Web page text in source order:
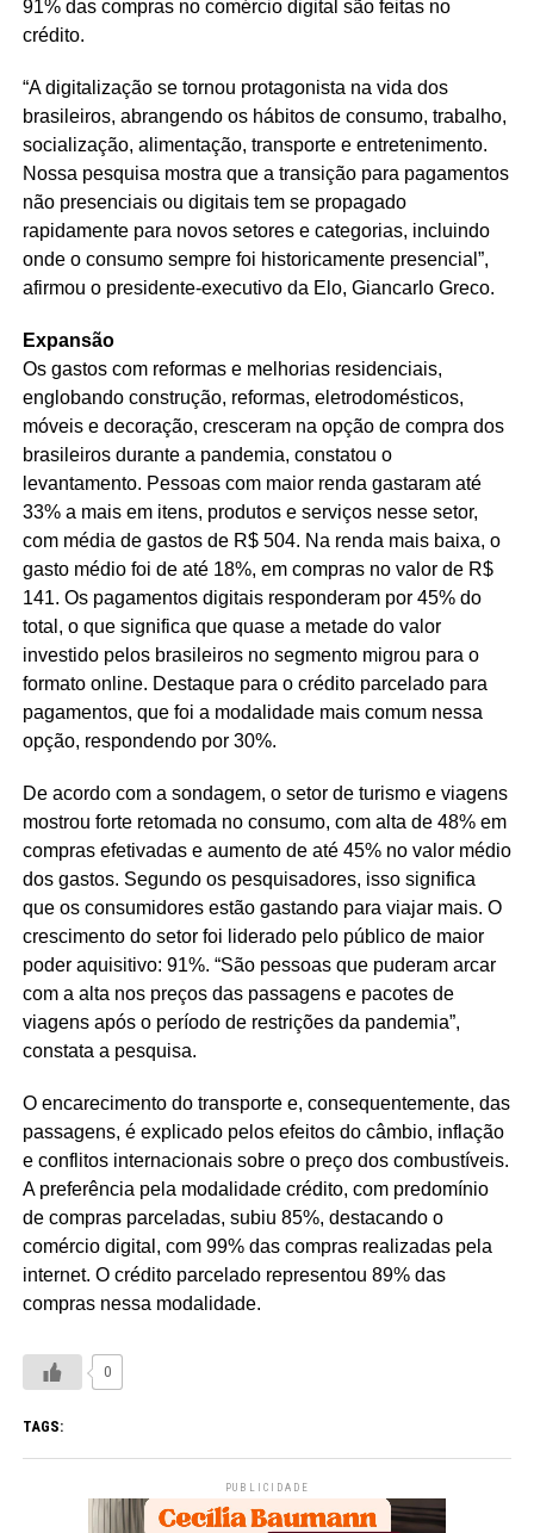
91% das compras no comércio digital são feitas no
crédito.
“A digitalização se tornou protagonista na vida dos
brasileiros, abrangendo os hábitos de consumo, trabalho,
socialização, alimentação, transporte e entretenimento.
Nossa pesquisa mostra que a transição para pagamentos
não presenciais ou digitais tem se propagado
rapidamente para novos setores e categorias, incluindo
onde o consumo sempre foi historicamente presencial”,
afirmou o presidente-executivo da Elo, Giancarlo Greco.
Expansão
Os gastos com reformas e melhorias residenciais,
englobando construção, reformas, eletrodomésticos,
móveis e decoração, cresceram na opção de compra dos
brasileiros durante a pandemia, constatou o
levantamento. Pessoas com maior renda gastaram até
33% a mais em itens, produtos e serviços nesse setor,
com média de gastos de R$ 504. Na renda mais baixa, o
gasto médio foi de até 18%, em compras no valor de R$
141. Os pagamentos digitais responderam por 45% do
total, o que significa que quase a metade do valor
investido pelos brasileiros no segmento migrou para o
formato online. Destaque para o crédito parcelado para
pagamentos, que foi a modalidade mais comum nessa
opção, respondendo por 30%.
De acordo com a sondagem, o setor de turismo e viagens
mostrou forte retomada no consumo, com alta de 48% em
compras efetivadas e aumento de até 45% no valor médio
dos gastos. Segundo os pesquisadores, isso significa
que os consumidores estão gastando para viajar mais. O
crescimento do setor foi liderado pelo público de maior
poder aquisitivo: 91%. “São pessoas que puderam arcar
com a alta nos preços das passagens e pacotes de
viagens após o período de restrições da pandemia”,
constata a pesquisa.
O encarecimento do transporte e, consequentemente, das
passagens, é explicado pelos efeitos do câmbio, inflação
e conflitos internacionais sobre o preço dos combustíveis.
A preferência pela modalidade crédito, com predomínio
de compras parceladas, subiu 85%, destacando o
comércio digital, com 99% das compras realizadas pela
internet. O crédito parcelado representou 89% das
compras nessa modalidade.
0
TAGS:
PUBLICIDADE